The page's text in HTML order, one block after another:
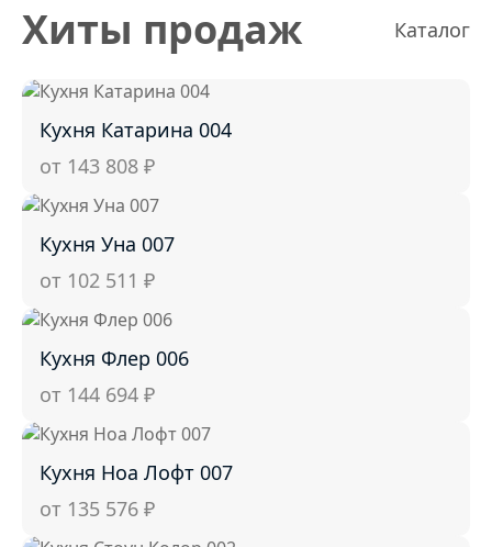
Хиты продаж Каталог
Кухня Катарина 004
от 143 808 ₽
Кухня Уна 007
от 102 511 ₽
Кухня Флер 006
от 144 694 ₽
Кухня Ноа Лофт 007
от 135 576 ₽